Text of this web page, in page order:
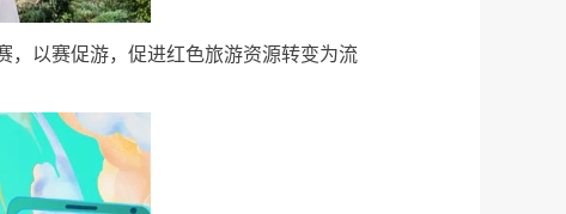
以赛促游，促进红色旅游资源转变为流